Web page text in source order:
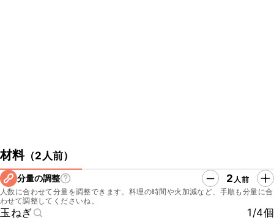
材料（2人前）
分量の調整 2 人前
人数に合わせて分量を調整できます。料理の時間や火加減など、手順も分量に合
わせて調整してくださいね。
玉ねぎ
1/4個